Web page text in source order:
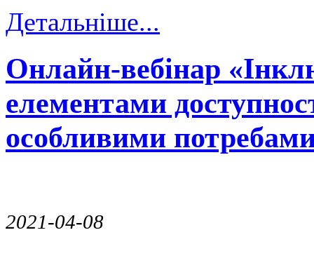
Детальніше...
Онлайн-вебінар
елементами
особливими
2021-04-08